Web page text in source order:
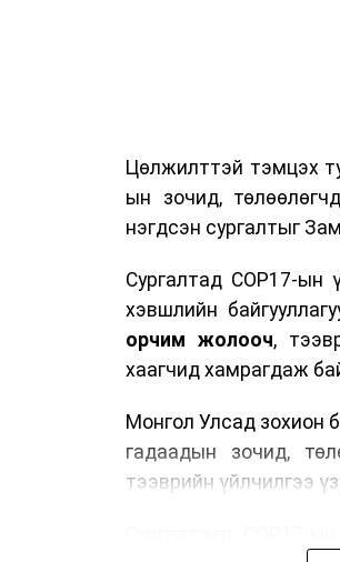
Цөлжилттэй тэмцэх
ын зочид,
нэгдсэн сургалтыг
Сургалтад COP17-ын
хэвшлийн
орчим жолооч,
хаагчид хамрагдаж
Монгол Улсад зохион
гадаадын зочид,
тээврийн үйлчилгээ